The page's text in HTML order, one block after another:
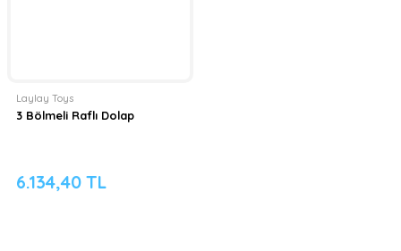
Laylay Toys
3 Bölmeli Raflı Dolap
6.134,40 TL